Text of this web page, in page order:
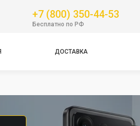
+7 (800) 350-44-53
Бесплатно по РФ
ДОСТАВКА